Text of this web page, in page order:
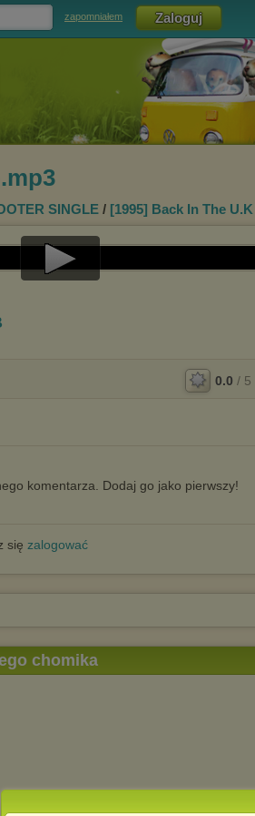
zapomniałem
SINGLE / [1995] Back In The U.K
Play
0.0 / 5
komentarza. Dodaj go jako pierwszy!
się zalogować
chomika